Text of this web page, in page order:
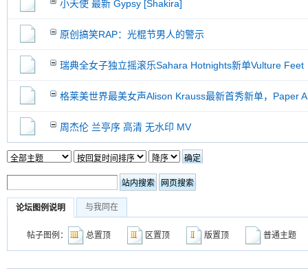
小天使 最新 Gypsy [Shakira]
原创搞笑RAP：光棍节男人的警示
瑞典全女子独立摇滚乐Sahara Hotnights新单Vulture Feet
格莱美世界最美女声Alison Krauss最新首秀新单，Paper
周杰伦 兰亭序 高清 无水印 MV
论坛图例说明 与我同在
帖子图例： 总置顶 区置顶 版置顶 普通主